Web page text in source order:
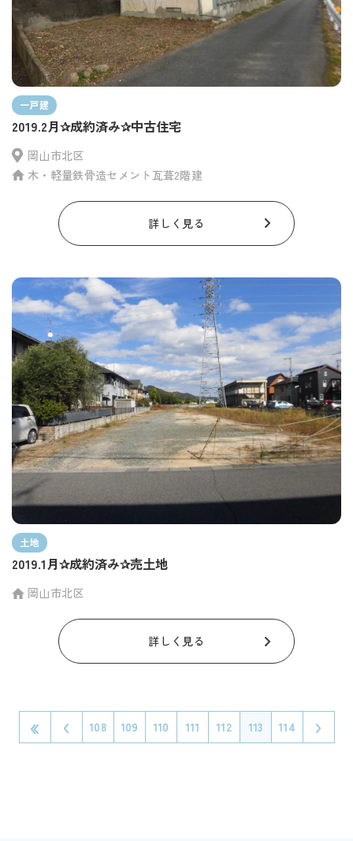
一戸建
2019.2月✰成約済み✰中古住宅
岡山市北区
木・軽量鉄骨造セメント瓦葺2階建
詳しく見る
土地
2019.1月✰成約済み✰売土地
岡山市北区
詳しく見る
108 109 110 111 112 113 114